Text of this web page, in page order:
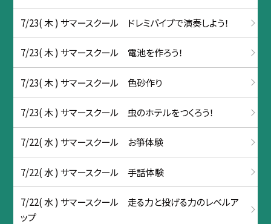
7/23( 木 ) サマースクール ドレミパイプで演奏しよう！
7/23( 木 ) サマースクール 電池を作ろう！
7/23( 木 ) サマースクール 色砂作り
7/23( 木 ) サマースクール 虫のホテルをつくろう！
7/22( 水 ) サマースクール お箏体験
7/22( 水 ) サマースクール 手話体験
7/22( 水 ) サマースクール 走る力と投げる力のレベルア
ップ